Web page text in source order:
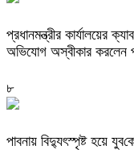
প্রধানমন্ত্রীর কার্যালয়ের
অভিযোগ অস্বীকার করলেন
৮
পাবনায় বিদ্যুৎস্পৃষ্ট হয়ে